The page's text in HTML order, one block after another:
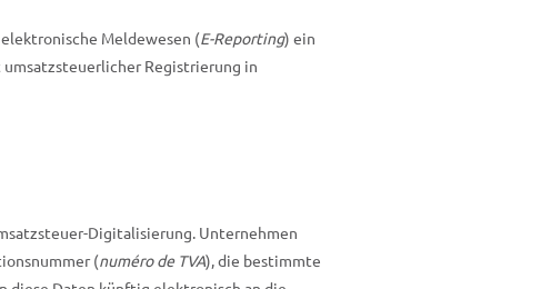
Meldewesen (E-Reporting) ein
Registrierung in
Digitalisierung. Unternehmen
(numéro de TVA), die bestimmte